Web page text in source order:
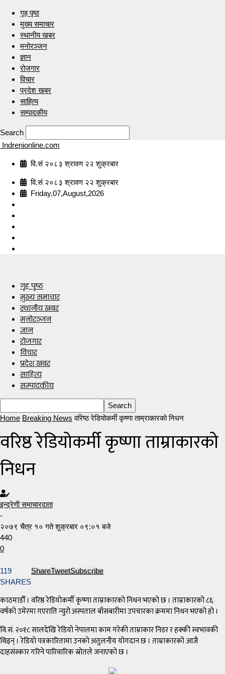
गृह पृष्ठ
मुख्य समाचार
स्थानीय खबर
मनोरञ्जन
ज्ञान
रोजगार
विचार
प्रदेश खबर
साहित्य
सम्पादकीय
Search
Indrenionline.com
वि.सं २०८३ श्रावण २२ शुक्रबार
वि.सं २०८३ श्रावण २२ शुक्रबार
Friday,07,August,2026
गृह पृष्ठ
मुख्य समाचार
स्थानीय खबर
मनोरञ्जन
ज्ञान
रोजगार
विचार
प्रदेश खबर
साहित्य
सम्पादकीय
Home Breaking News वरिष्ठ रेडियोकर्मी कृष्णा ताम्राकारको निधन
वरिष्ठ रेडियोकर्मी कृष्णा ताम्राकारको
निधन
इन्द्रेणी समाचारदाता
-
२०७९ चैत्र १० गते शुक्रबार ०९:०१ बजे
440
0
119
SHARES
ShareTweetSubscribe
काठमाडौँ । वरिष्ठ रेडियोकर्मी कृष्णा ताम्राकारको निधन भएको छ । ताम्राकारको ८६
वर्षको उमेरमा गएराति न्युरो अस्पताल बाँसबारीमा उपचारका क्रममा निधन भएको हो ।
​वि.सं. २०१८ सालदेखि रेडियो नेपालमा काम गरेकी ताम्राकार निडर र हक्की स्वभावकी
थिइन् । रेडियो पत्रकारितामा उनको अतुलनीय योगदान छ । ताम्राकारको आजै
दाहसंस्कार गरिने पारिवारिक स्रोतले जनाएको छ ।